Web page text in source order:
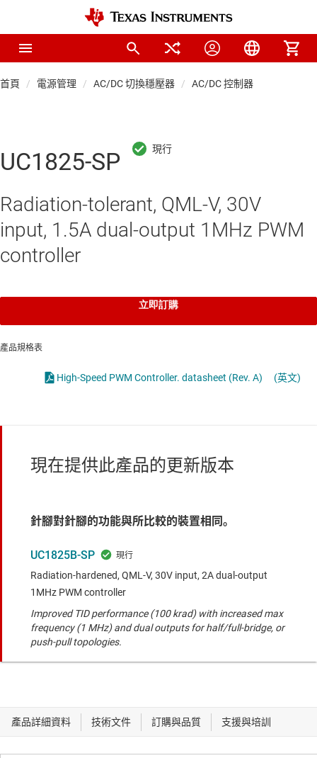
首頁 電源管理 AC/DC 切換穩壓器 AC/DC 控制器
UC1825-SP
Radiation-tolerant, QML-V, 30V
input, 1.5A dual-output 1MHz PWM
controller
立即訂購
產品規格表
High-Speed PWM Controller. datasheet (Rev. A) (英文)
現在提供此產品的更新版本
針腳對針腳的功能與所比較的裝置相同。
UC1825B-SP
Radiation-hardened, QML-V, 30V input, 2A dual-output
1MHz PWM controller
Improved TID performance (100 krad) with increased max
frequency (1 MHz) and dual outputs for half/full-bridge, or
push-pull topologies.